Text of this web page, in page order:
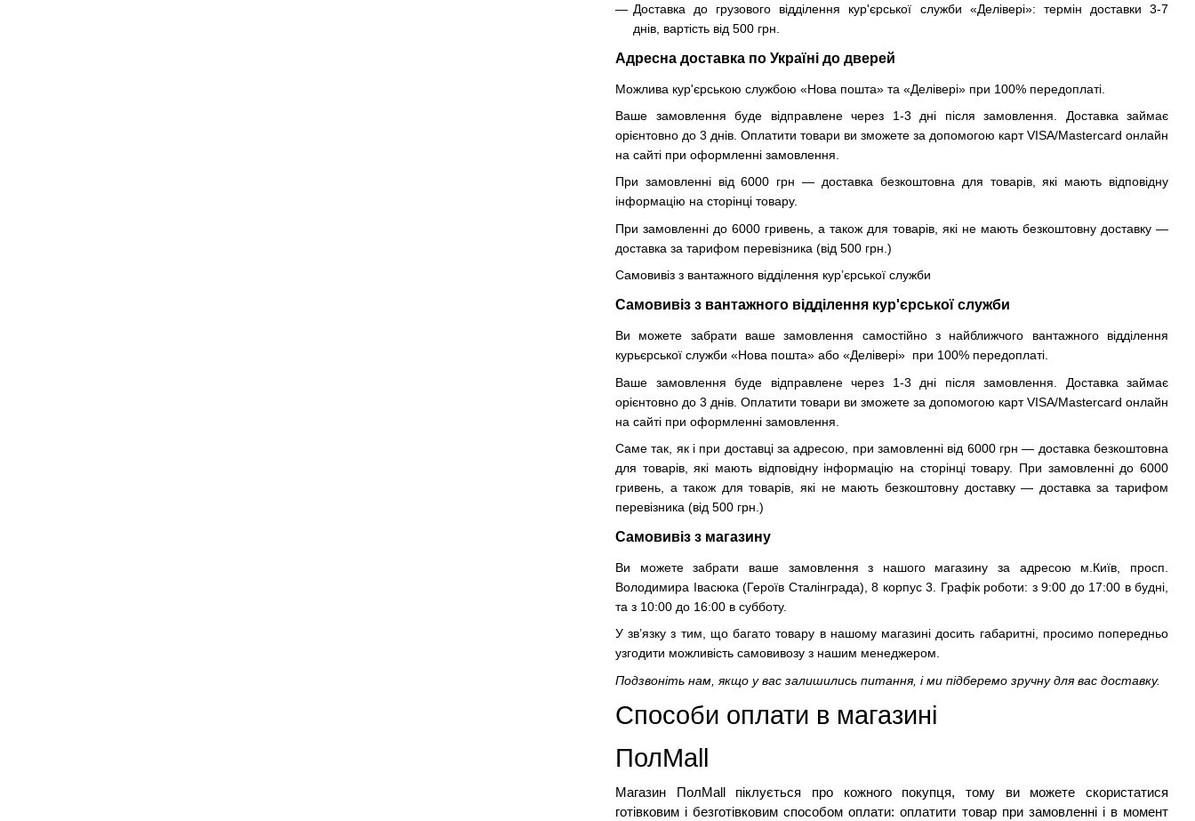
Доставка до грузового відділення кур'єрської служби «Делівері»: термін доставки 3-7
днів, вартість від 500 грн.
Адресна доставка по Україні до дверей
Можлива кур'єрською службою «Нова пошта» та «Делівері» при 100% передоплаті.
Ваше замовлення буде відправлене через 1-3 дні після замовлення. Доставка займає
орієнтовно до 3 днів. Оплатити товари ви зможете за допомогою карт VISA/Mastercard онлайн
на сайті при оформленні замовлення.
При замовленні від 6000 грн — доставка безкоштовна для товарів, які мають відповідну
інформацію на сторінці товару.
При замовленні до 6000 гривень, а також для товарів, які не мають безкоштовну доставку —
доставка за тарифом перевізника (від 500 грн.)
Самовивіз з вантажного відділення кур’єрської служби
Самовивіз з вантажного відділення кур'єрської служби
Ви можете забрати ваше замовлення самостійно з найближчого вантажного відділення
курьєрської служби «Нова пошта» або «Делівері» при 100% передоплаті.
Ваше замовлення буде відправлене через 1-3 дні після замовлення. Доставка займає
орієнтовно до 3 днів. Оплатити товари ви зможете за допомогою карт VISA/Mastercard онлайн
на сайті при оформленні замовлення.
Саме так, як і при доставці за адресою, при замовленні від 6000 грн — доставка безкоштовна
для товарів, які мають відповідну інформацію на сторінці товару. При замовленні до 6000
гривень, а також для товарів, які не мають безкоштовну доставку — доставка за тарифом
перевізника (від 500 грн.)
Самовивіз з магазину
Ви можете забрати ваше замовлення з нашого магазину за адресою м.Київ, просп.
Володимира Івасюка (Героїв Сталінграда), 8 корпус 3. Графік роботи: з 9:00 до 17:00 в будні,
та з 10:00 до 16:00 в субботу.
У зв’язку з тим, що багато товару в нашому магазині досить габаритні, просимо попередньо
узгодити можливість самовивозу з нашим менеджером.
Подзвоніть нам, якщо у вас залишились питання, і ми підберемо зручну для вас доставку.
Способи оплати в магазині
ПолMall
Магазин ПолMall
піклується про кожного покупця, тому ви можете скористатися
готівковим і безготівковим способом оплати: оплатити товар при замовленні і в момент